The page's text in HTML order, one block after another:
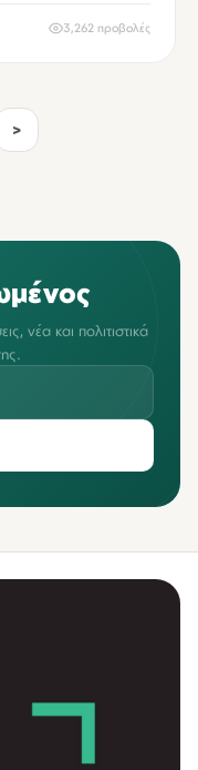
3,262 προβολές
>
νέα και πολιτιστικά